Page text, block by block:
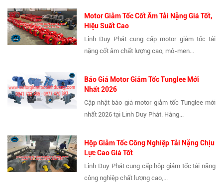
Motor Giảm Tốc Cốt Âm Tải Nặng Giá Tốt,
Hiệu Suất Cao
Linh Duy Phát cung cấp motor giảm tốc tải
nặng cốt âm chất lượng cao, mô-men...
Báo Giá Motor Giảm Tốc Tunglee Mới
Nhất 2026
Cập nhật báo giá motor giảm tốc Tunglee mới
nhất 2026 tại Linh Duy Phát. Hàng...
Hộp Giảm Tốc Công Nghiệp Tải Nặng Chịu
Lực Cao Giá Tốt
Linh Duy Phát cung cấp hộp giảm tốc tải nặng
công nghiệp chất lượng cao,...